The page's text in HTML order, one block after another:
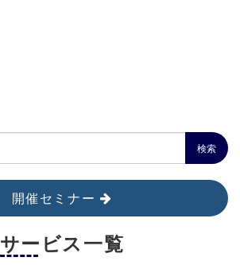
開催セミナー
サービス一覧